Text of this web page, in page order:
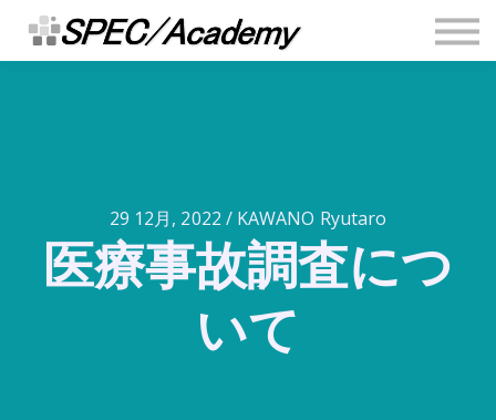
安全推進ブログ
29 12月, 2022 / KAWANO Ryutaro
医療事故調査につ
いて